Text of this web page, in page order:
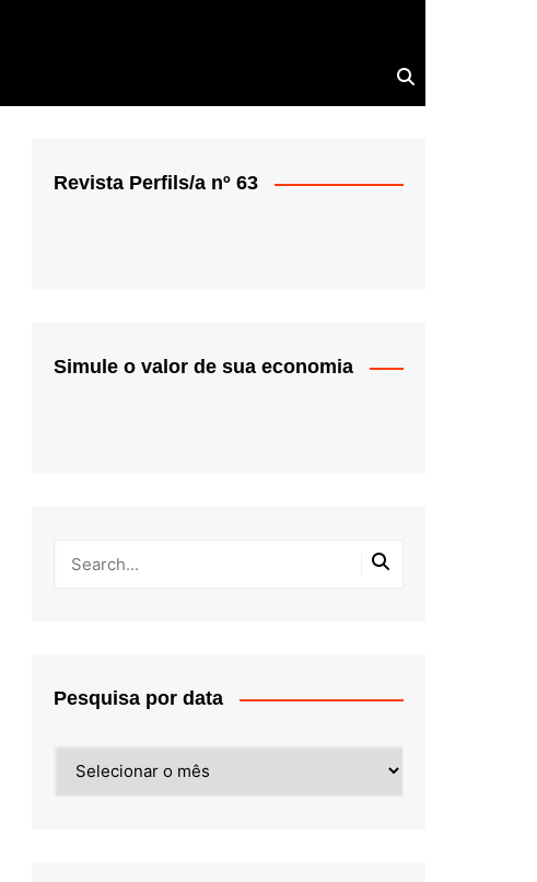
Revista Perfils/a nº 63
Simule o valor de sua economia
Pesquisa por data
por